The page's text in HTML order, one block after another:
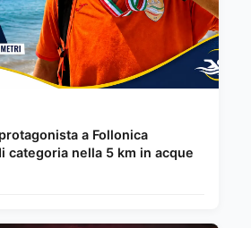
a Follonica
categoria nella 5 km in acque